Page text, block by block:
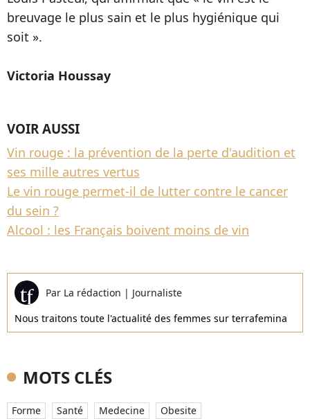
breuvage le plus sain et le plus hygiénique qui
soit ».
Victoria Houssay
VOIR AUSSI
Vin rouge : la prévention de la perte d'audition et
ses mille autres vertus
Le vin rouge permet-il de lutter contre le cancer
du sein ?
Alcool : les Français boivent moins de vin
Par La rédaction | Journaliste
Nous traitons toute l'actualité des femmes sur terrafemina
MOTS CLÉS
Forme Santé Medecine Obesite